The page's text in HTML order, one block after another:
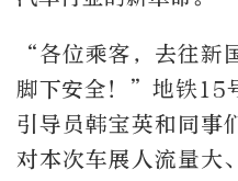
“各位乘客，去往新
脚下安全！ ” 地铁 15
引导员韩宝英和同事
对本次车展人流量大